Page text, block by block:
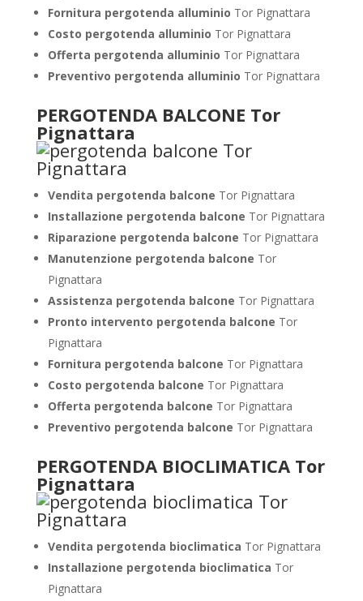
Fornitura pergotenda alluminio Tor Pignattara
Costo pergotenda alluminio Tor Pignattara
Offerta pergotenda alluminio Tor Pignattara
Preventivo pergotenda alluminio Tor Pignattara
PERGOTENDA BALCONE Tor
Pignattara
Vendita pergotenda balcone Tor Pignattara
Installazione pergotenda balcone Tor Pignattara
Riparazione pergotenda balcone Tor Pignattara
Manutenzione pergotenda balcone Tor
Pignattara
Assistenza pergotenda balcone Tor Pignattara
Pronto intervento pergotenda balcone Tor
Pignattara
Fornitura pergotenda balcone Tor Pignattara
Costo pergotenda balcone Tor Pignattara
Offerta pergotenda balcone Tor Pignattara
Preventivo pergotenda balcone Tor Pignattara
PERGOTENDA BIOCLIMATICA Tor
Pignattara
Vendita pergotenda bioclimatica Tor Pignattara
Installazione pergotenda bioclimatica Tor
Pignattara